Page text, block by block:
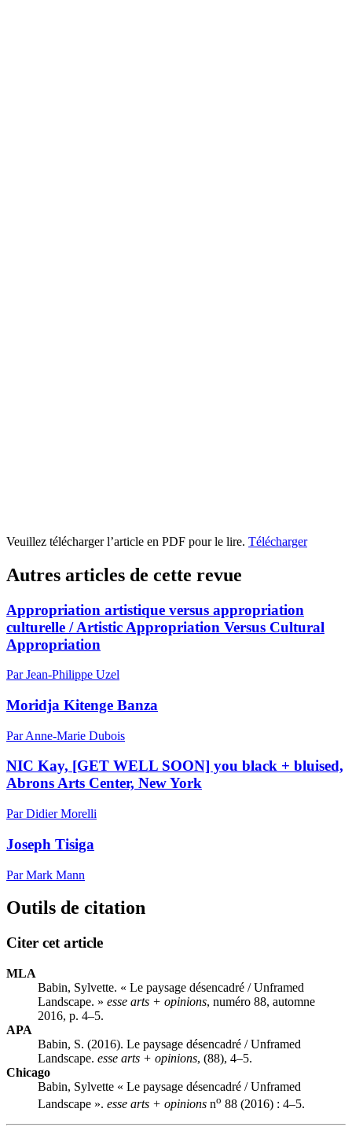
Veuillez télécharger l’article en PDF pour le lire. Télécharger
Autres articles de cette revue
Appropriation artistique versus appropriation
culturelle / Artistic Appropriation Versus Cultural
Appropriation
Par Jean-Philippe Uzel
Moridja Kitenge Banza
Par Anne-Marie Dubois
NIC Kay, [GET WELL SOON] you black + bluised,
Abrons Arts Center, New York
Par Didier Morelli
Joseph Tisiga
Par Mark Mann
Outils de citation
Citer cet article
MLA
Babin, Sylvette. « Le paysage désencadré / Unframed
Landscape. » esse arts + opinions, numéro 88, automne
2016, p. 4–5.
APA
Babin, S. (2016). Le paysage désencadré / Unframed
Landscape. esse arts + opinions, (88), 4–5.
Chicago
Babin, Sylvette « Le paysage désencadré / Unframed
Landscape ». esse arts + opinions no 88 (2016) : 4–5.